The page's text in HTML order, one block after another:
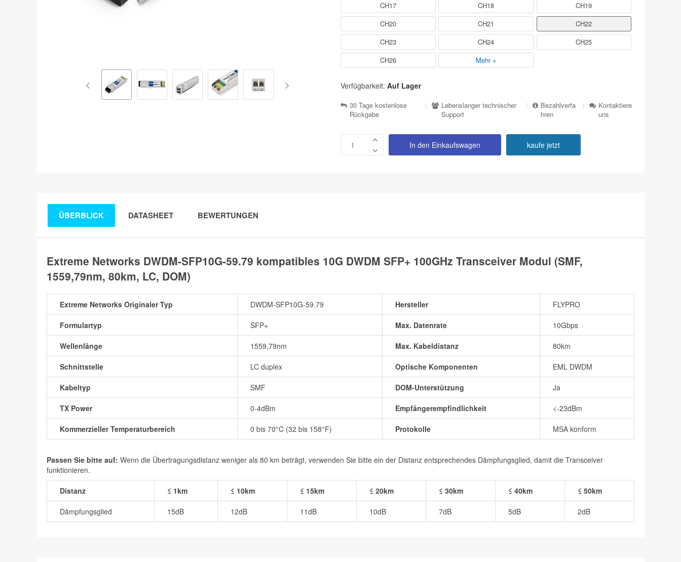
CH17 CH18
CH19
CH20
CH21
CH22
CH23
CH24
CH25
CH26
Mehr +
Verfügbarkeit: Auf Lager
30 Tage kostenlose
Rückgabe
|
Lebenslanger technischer
Support
|
Bezahlverfa
hren
|
Kontaktiere
uns
In den Einkaufswagen kaufe jetzt
ÜBERBLICK DATASHEET BEWERTUNGEN
Extreme Networks DWDM-SFP10G-59.79 kompatibles 10G DWDM SFP+ 100GHz Transceiver Modul (SMF,
1559,79nm, 80km, LC, DOM)
Extreme Networks Originaler Typ DWDM-SFP10G-59.79 Hersteller FLYPRO
Formulartyp SFP+ Max. Datenrate 10Gbps
Wellenlänge 1559,79nm Max. Kabeldistanz 80km
Schnittstelle LC duplex Optische Komponenten EML DWDM
Kabeltyp SMF DOM-Unterstützung Ja
TX Power 0-4dBm Empfängerempfindlichkeit <-23dBm
Kommerzieller Temperaturbereich 0 bis 70°C (32 bis 158°F) Protokolle MSA konform
Passen Sie bitte auf: Wenn die Übertragungsdistanz weniger als 80 km beträgt, verwenden Sie bitte ein der Distanz entsprechendes Dämpfungsglied, damit die Transceiver
funktionieren.
Distanz ≤ 1km ≤ 10km ≤ 15km ≤ 20km ≤ 30km ≤ 40km ≤ 50km
Dämpfungsglied 15dB 12dB 11dB 10dB 7dB 5dB 2dB